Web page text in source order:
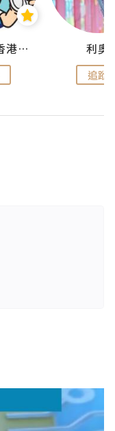
裝修佬 - 香港一站式網上裝修平台 利奧
追蹤